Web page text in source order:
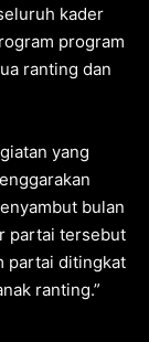
kader
program
ranting dan
yang
bulan
partai tersebut
partai ditingkat
ranting.”